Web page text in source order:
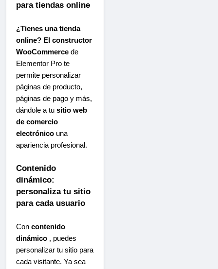
para tiendas online
¿Tienes una tienda
online? El constructor
WooCommerce de
Elementor Pro te
permite personalizar
páginas de producto,
páginas de pago y más,
dándole a tu sitio web
de comercio
electrónico una
apariencia profesional.
Contenido
dinámico:
personaliza tu sitio
para cada usuario
Con contenido
dinámico , puedes
personalizar tu sitio para
cada visitante. Ya sea